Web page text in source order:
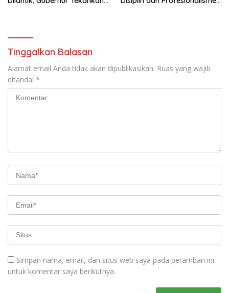
Tinggalkan Balasan
Alamat email Anda tidak akan dipublikasikan. Ruas yang wajib
ditandai *
Simpan nama, email, dan situs web saya pada peramban ini
untuk komentar saya berikutnya.